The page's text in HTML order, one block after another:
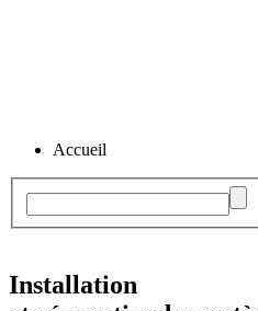
Accueil
Installation